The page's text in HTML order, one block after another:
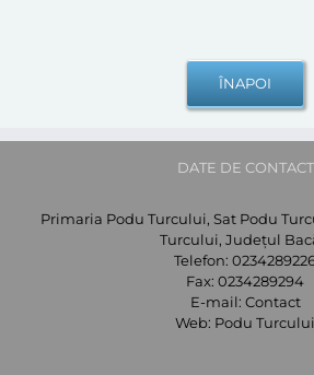
DATE DE CONTACT
Primaria Podu Turcului, Sat Podu
Turcului, Județul
Telefon:
Fax: 0234289294
E-mail: Contact
Web: Podu Turcului